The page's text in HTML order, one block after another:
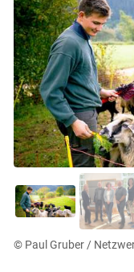
© Paul Gruber /